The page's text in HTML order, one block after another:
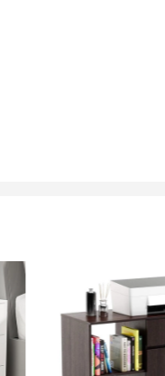
hoặc bên cạnh của
có thể. Đây cũng là
hàng. Sản phẩm
nhôm tiện lợi. Thiết
trơn tru. Các ngăn